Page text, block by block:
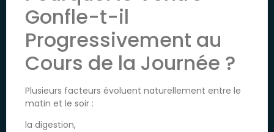
Gonfle-t-il
Progressivement au
Cours de la Journée ?
Plusieurs facteurs évoluent naturellement entre le
matin et le soir :
la digestion,